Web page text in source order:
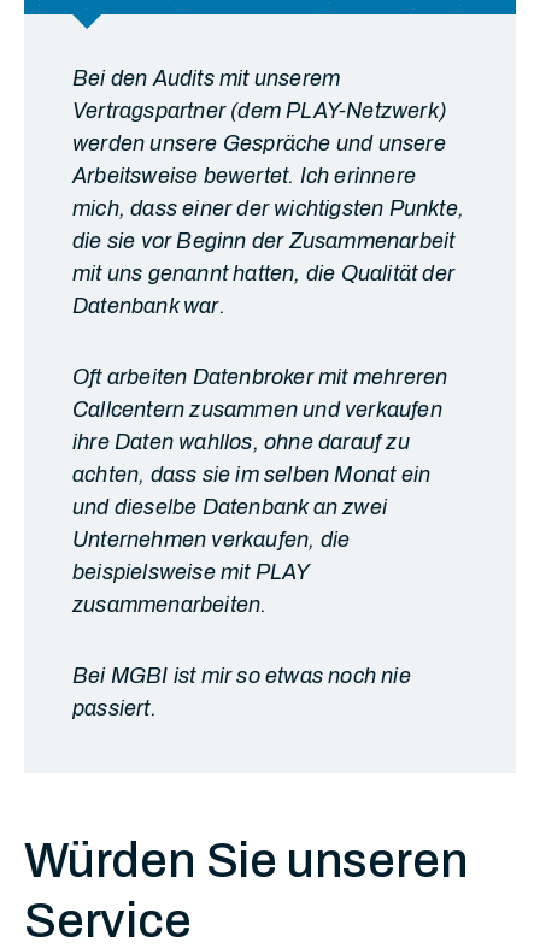
Bei den Audits mit unserem
Vertragspartner (dem PLAY-Netzwerk)
werden unsere Gespräche und unsere
Arbeitsweise bewertet. Ich erinnere
mich, dass einer der wichtigsten Punkte,
die sie vor Beginn der Zusammenarbeit
mit uns genannt hatten, die Qualität der
Datenbank war.
Oft arbeiten Datenbroker mit mehreren
Callcentern zusammen und verkaufen
ihre Daten wahllos, ohne darauf zu
achten, dass sie im selben Monat ein
und dieselbe Datenbank an zwei
Unternehmen verkaufen, die
beispielsweise mit PLAY
zusammenarbeiten.
Bei MGBI ist mir so etwas noch nie
passiert.
Würden Sie unseren
Service